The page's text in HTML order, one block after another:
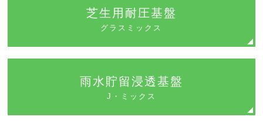
芝生用耐圧基盤
グラスミックス
雨水貯留浸透基盤
J・ミックス